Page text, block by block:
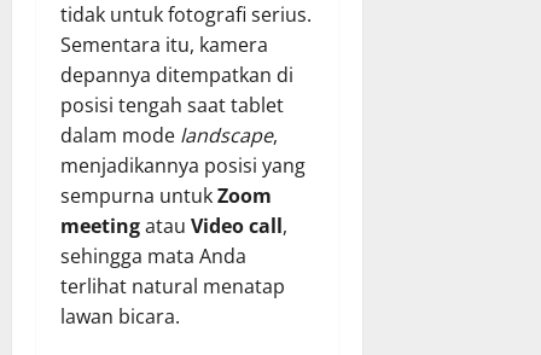
tidak untuk fotografi serius.
Sementara itu, kamera
depannya ditempatkan di
posisi tengah saat tablet
dalam mode landscape,
menjadikannya posisi yang
sempurna untukZoom
meetingatau Video call,
sehingga mata Anda
terlihat natural menatap
lawan bicara.